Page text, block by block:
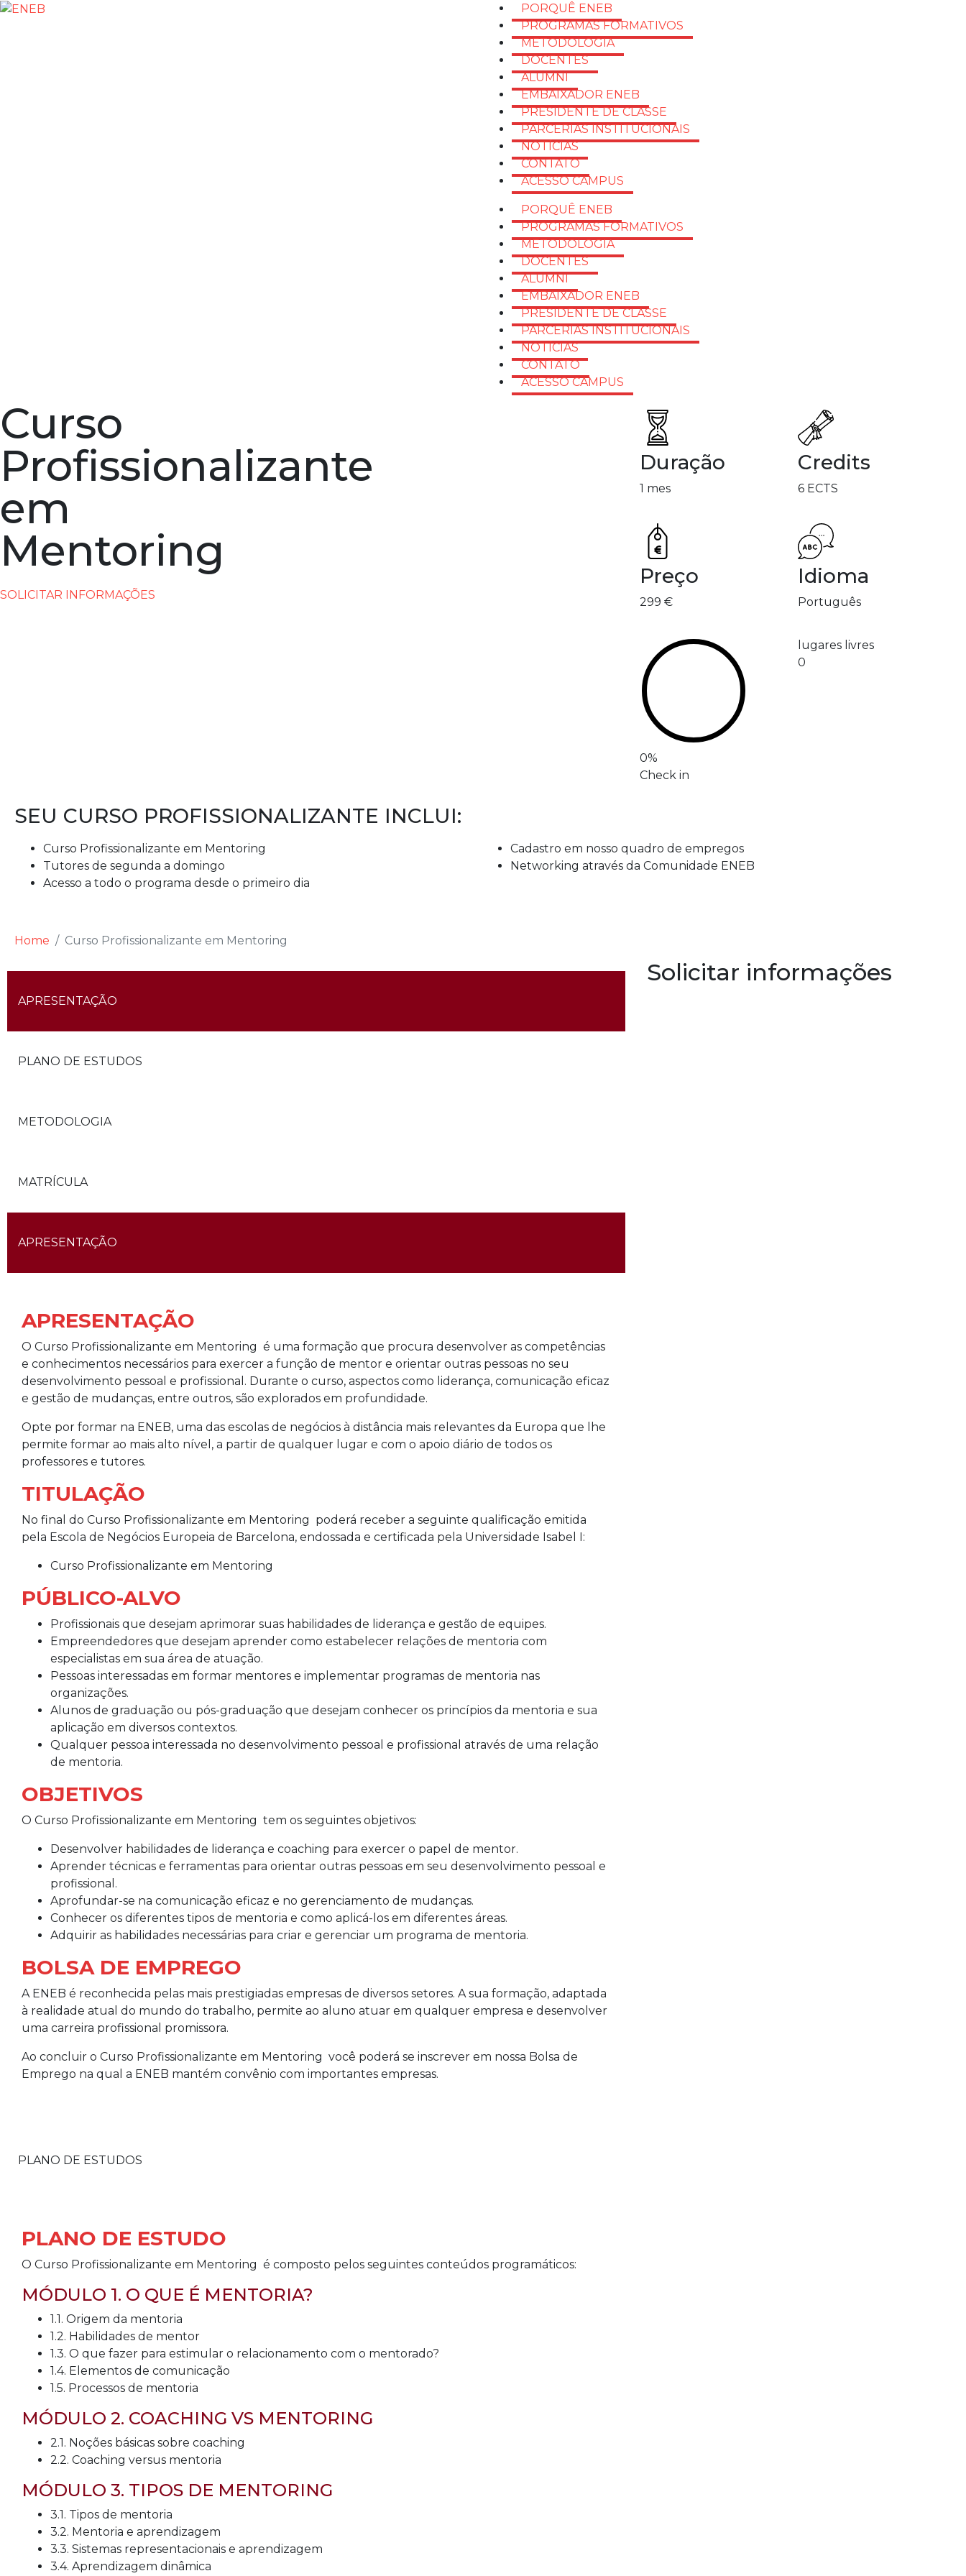
PORQUÊ ENEB
PROGRAMAS FORMATIVOS
METODOLOGIA
DOCENTES
ALUMNI
EMBAIXADOR ENEB
PRESIDENTE DE CLASSE
PARCERIAS INSTITUCIONAIS
NOTÍCIAS
CONTATO
ACESSO CAMPUS
PORQUÊ ENEB
PROGRAMAS FORMATIVOS
METODOLOGIA
DOCENTES
ALUMNI
EMBAIXADOR ENEB
PRESIDENTE DE CLASSE
PARCERIAS INSTITUCIONAIS
NOTÍCIAS
CONTATO
ACESSO CAMPUS
Curso
Profissionalizante
em
Mentoring
SOLICITAR INFORMAÇÕES
Duração
1 mes
Credits
6 ECTS
Preço
299 €
Idioma
Português
0%
Check in
lugares livres
0
SEU CURSO PROFISSIONALIZANTE INCLUI:
Curso Profissionalizante em Mentoring
Tutores de segunda a domingo
Acesso a todo o programa desde o primeiro dia
Cadastro em nosso quadro de empregos
Networking através da Comunidade ENEB
Home Curso Profissionalizante em Mentoring
APRESENTAÇÃO
PLANO DE ESTUDOS
METODOLOGIA
MATRÍCULA
APRESENTAÇÃO
APRESENTAÇÃO
O Curso Profissionalizante em Mentoring é uma formação que procura desenvolver as competências
e conhecimentos necessários para exercer a função de mentor e orientar outras pessoas no seu
desenvolvimento pessoal e profissional. Durante o curso, aspectos como liderança, comunicação eficaz
e gestão de mudanças, entre outros, são explorados em profundidade.
Opte por formar na ENEB, uma das escolas de negócios à distância mais relevantes da Europa que lhe
permite formar ao mais alto nível, a partir de qualquer lugar e com o apoio diário de todos os
professores e tutores.
TITULAÇÃO
No final do Curso Profissionalizante em Mentoring poderá receber a seguinte qualificação emitida
pela Escola de Negócios Europeia de Barcelona, endossada e certificada pela Universidade Isabel I:
Curso Profissionalizante em Mentoring
PÚBLICO-ALVO
Profissionais que desejam aprimorar suas habilidades de liderança e gestão de equipes.
Empreendedores que desejam aprender como estabelecer relações de mentoria com
especialistas em sua área de atuação.
Pessoas interessadas em formar mentores e implementar programas de mentoria nas
organizações.
Alunos de graduação ou pós-graduação que desejam conhecer os princípios da mentoria e sua
aplicação em diversos contextos.
Qualquer pessoa interessada no desenvolvimento pessoal e profissional através de uma relação
de mentoria.
OBJETIVOS
O Curso Profissionalizante em Mentoring tem os seguintes objetivos:
Desenvolver habilidades de liderança e coaching para exercer o papel de mentor.
Aprender técnicas e ferramentas para orientar outras pessoas em seu desenvolvimento pessoal e
profissional.
Aprofundar-se na comunicação eficaz e no gerenciamento de mudanças.
Conhecer os diferentes tipos de mentoria e como aplicá-los em diferentes áreas.
Adquirir as habilidades necessárias para criar e gerenciar um programa de mentoria.
BOLSA DE EMPREGO
A ENEB é reconhecida pelas mais prestigiadas empresas de diversos setores. A sua formação, adaptada
à realidade atual do mundo do trabalho, permite ao aluno atuar em qualquer empresa e desenvolver
uma carreira profissional promissora.
Ao concluir o Curso Profissionalizante em Mentoring você poderá se inscrever em nossa Bolsa de
Emprego na qual a ENEB mantém convênio com importantes empresas.
PLANO DE ESTUDOS
PLANO DE ESTUDO
O Curso Profissionalizante em Mentoring é composto pelos seguintes conteúdos programáticos:
MÓDULO 1. O QUE É MENTORIA?
1.1. Origem da mentoria
1.2. Habilidades de mentor
1.3. O que fazer para estimular o relacionamento com o mentorado?
1.4. Elementos de comunicação
1.5. Processos de mentoria
MÓDULO 2. COACHING VS MENTORING
2.1. Noções básicas sobre coaching
2.2. Coaching versus mentoria
MÓDULO 3. TIPOS DE MENTORING
3.1. Tipos de mentoria
3.2. Mentoria e aprendizagem
3.3. Sistemas representacionais e aprendizagem
3.4. Aprendizagem dinâmica
Solicitar informações